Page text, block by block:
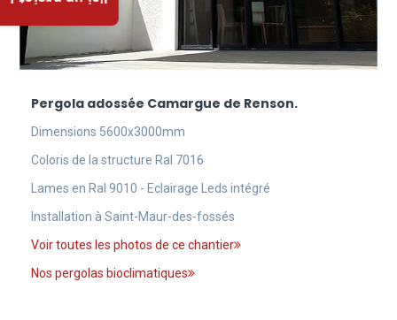
Pergola adossée Camargue de Renson.
Dimensions 5600x3000mm
Coloris de la structure Ral 7016
Lames en Ral 9010 - Eclairage Leds intégré
Installation à Saint-Maur-des-fossés
Voir toutes les photos de ce chantier
Nos pergolas bioclimatiques